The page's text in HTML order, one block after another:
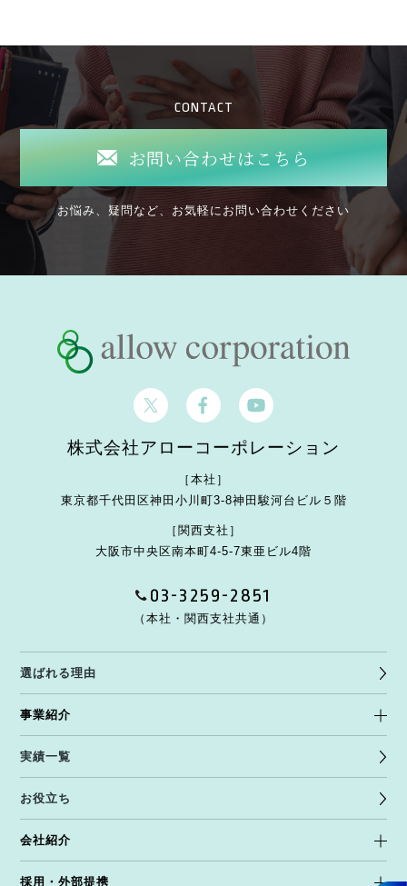
CONTACT
お問い合わせはこちら
お悩み、疑問など、お気軽にお問い合わせください
株式会社アローコーポレーション
［本社］
東京都千代田区神田小川町3-8神田駿河台ビル５階
［関西支社］
大阪市中央区南本町4-5-7東亜ビル4階
03-3259-2851
（本社・関西支社共通）
選ばれる理由
事業紹介
実績一覧
お役立ち
会社紹介
採用・外部提携